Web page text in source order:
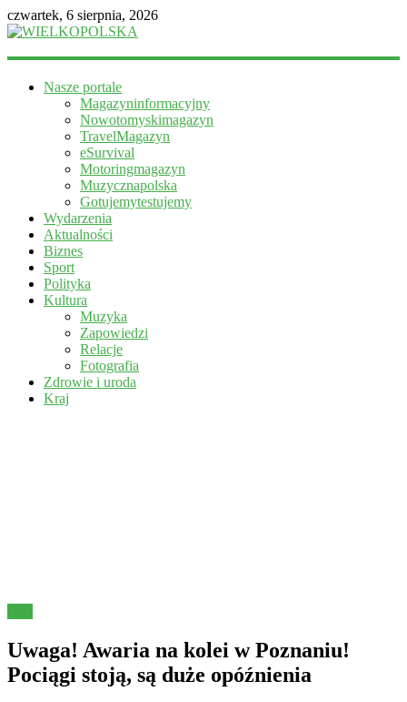
czwartek, 6 sierpnia, 2026
WIELKOPOLSKA
informacyjny
Nasze portale
Magazyninformacyjny
Nowotomyskimagazyn
TravelMagazyn
eSurvival
Motoringmagazyn
Muzycznapolska
Gotujemytestujemy
Wydarzenia
Aktualności
Biznes
Sport
Polityka
Kultura
Muzyka
Zapowiedzi
Relacje
Fotografia
Zdrowie i uroda
Kraj
Uwaga! Awaria na kolei w Poznaniu!
Pociągi stoją, są duże opóźnienia